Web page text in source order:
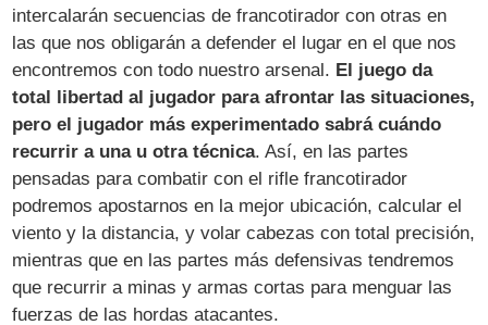
intercalarán secuencias de francotirador con otras en
las que nos obligarán a defender el lugar en el que nos
encontremos con todo nuestro arsenal. El juego da
total libertad al jugador para afrontar las situaciones,
pero el jugador más experimentado sabrá cuándo
recurrir a una u otra técnica. Así, en las partes
pensadas para combatir con el rifle francotirador
podremos apostarnos en la mejor ubicación, calcular el
viento y la distancia, y volar cabezas con total precisión,
mientras que en las partes más defensivas tendremos
que recurrir a minas y armas cortas para menguar las
fuerzas de las hordas atacantes.